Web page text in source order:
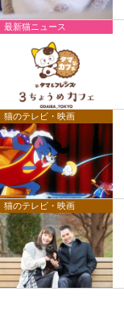
最新猫ニュース
猫のテレビ・映画
猫のテレビ・映画